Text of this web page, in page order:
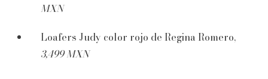
MXN
Loafers Judy color rojo de Regina Romero,
3,499 MXN